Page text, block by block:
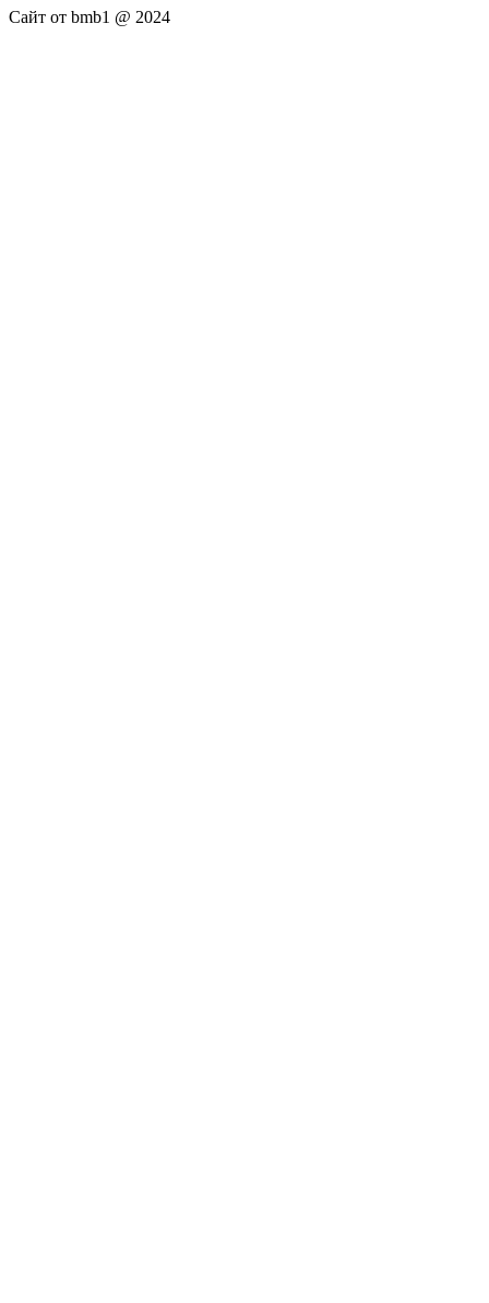
Сайт от bmb1 @ 2024